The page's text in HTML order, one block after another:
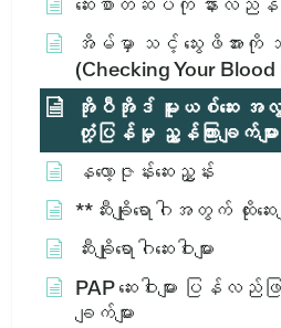
ဆေးစာတံဆိပ်ကို နားလည်န
အိမ်မှာ သင့် သွေးဖိအာ
(Checking Your
အိုပီအိုဒ် မူးယစ်ဆေး
တုံ့ပြန်မှု ညွှန်ကြားချက်များ
နလော့ဇုန်းဆေးညွှန်း
**ဆီးချိုရောဂါအတွက် ထိုးဆေးမ
ဆီးချိုရောဂါဆေးဝါးများ
PAP ဆေးဝါးများ ပြ
ချက်များ